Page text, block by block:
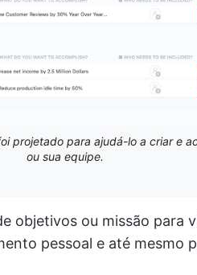
projetado para ajudá-lo a criar e
ou sua equipe.
objetivos ou missão para
pessoal e até mesmo